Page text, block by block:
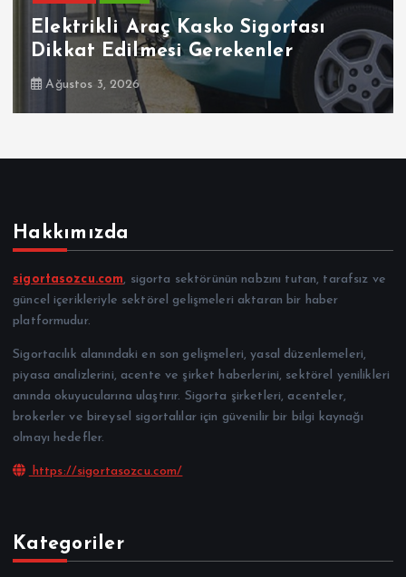
Elektrikli Araç Kasko Sigortası
Dikkat Edilmesi Gerekenler
Ağustos 3, 2026
Hakkımızda
sigortasozcu.com, sigorta sektörünün nabzını tutan, tarafsız ve
güncel içerikleriyle sektörel gelişmeleri aktaran bir haber
platformudur.
Sigortacılık alanındaki en son gelişmeleri, yasal düzenlemeleri,
piyasa analizlerini, acente ve şirket haberlerini, sektörel yenilikleri
anında okuyucularına ulaştırır. Sigorta şirketleri, acenteler,
brokerler ve bireysel sigortalılar için güvenilir bir bilgi kaynağı
olmayı hedefler.
https://sigortasozcu.com/
Kategoriler